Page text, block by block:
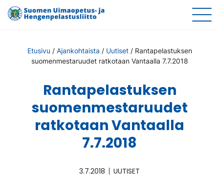
Etusivu / Ajankohtaista / Uutiset/ Rantapelastuksen
suomenmestaruudet ratkotaan Vantaalla 7.7.2018
Rantapelastuksen
suomenmestaruudet
ratkotaan Vantaalla
7.7.2018
3.7.2018 UUTISET